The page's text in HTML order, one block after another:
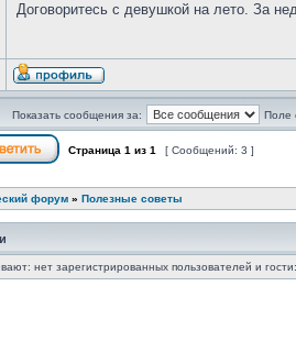
Договоритесь с девушкой на лето. За
Показать сообщения за: Поле
Страница 1 из 1 [ Сообщений: 3 ]
форум » Полезные советы
нет зарегистрированных пользователей и